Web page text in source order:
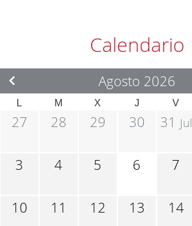
Calendario
Agosto 2026
L M X J V
27 28 29 30 31 Jul
3 4 5 6 7
10 11 12 13 14